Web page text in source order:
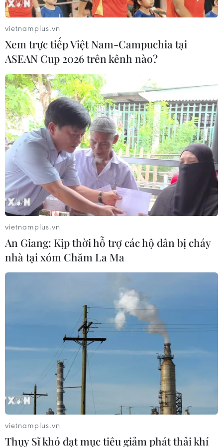
Vào mùa đông, thành hố đóng băng giúp cho các nhà khoa
học lấy mẫu dễ dàng hơn. (Nguồn: The Siberian Times)
(Vietnam+)
#Hố khổng lồ
#Nổ khí ga
#Phát hiện Nga
TIN LIÊN QUAN
vietnamplus.vn
Xem trực tiếp Việt Nam-Campuchia tại
ASEAN Cup 2026 trên kênh nào?
vietnamplus.vn
An Giang: Kịp thời hỗ trợ các hộ dân bị cháy
nhà tại xóm Chăm La Ma
vietnamplus.vn
Thụy Sĩ khó đạt mục tiêu giảm phát thải khí